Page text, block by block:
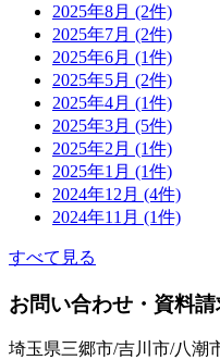
2025年8月 (2件)
2025年7月 (2件)
2025年6月 (1件)
2025年5月 (2件)
2025年4月 (1件)
2025年3月 (5件)
2025年2月 (1件)
2025年1月 (1件)
2024年12月 (4件)
2024年11月 (1件)
すべて見る
お問い合わせ・資料請
埼玉県三郷市/吉川市/八潮